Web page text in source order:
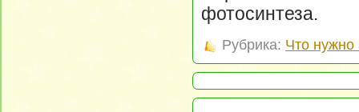
фотосинтеза.
Рубрика: Что нужно